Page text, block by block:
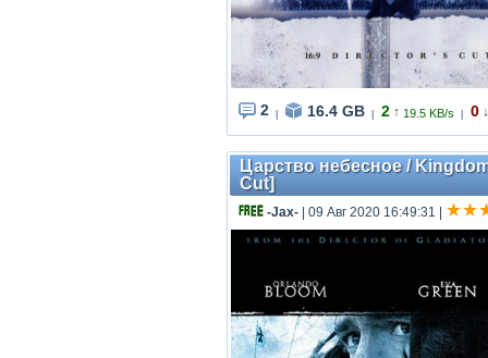
2 16.4 GB 2 ↑ 19.5 KB/s 0 ↓
Царство небесное /
Cut]
-Jax- | 09 Авг 2020 16:49:31